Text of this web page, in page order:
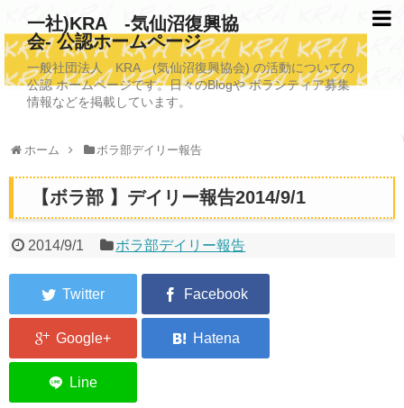
一社)KRA -気仙沼復興協
会- 公認ホームページ
一般社団法人 KRA (気仙沼復興協会) の活動についての
公認 ホームページです。日々のBlogや ボランティア募集
情報などを掲載しています。
ホーム ボラ部デイリー報告
【ボラ部 】デイリー報告2014/9/1
2014/9/1 ボラ部デイリー報告
TOPページ
KRAについて
写真救済事業
福祉事業
埋蔵発掘/資料整備事業
2026年3月11日捜索活動ボランティア募集 NEW